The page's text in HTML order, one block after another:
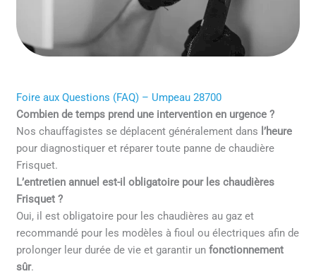
Foire aux Questions (FAQ) – Umpeau 28700
Combien de temps prend une intervention en urgence ?
Nos chauffagistes se déplacent généralement dans l’heure
pour diagnostiquer et réparer toute panne de chaudière
Frisquet.
L’entretien annuel est-il obligatoire pour les chaudières
Frisquet ?
Oui, il est obligatoire pour les chaudières au gaz et
recommandé pour les modèles à fioul ou électriques afin de
prolonger leur durée de vie et garantir unfonctionnement
sûr.